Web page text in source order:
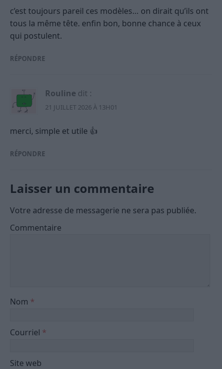
c’est toujours pareil ces modèles… on dirait qu’ils ont
tous la même tête. enfin bon, bonne chance à ceux
qui postulent.
RÉPONDRE
Rouline dit :
21 JUILLET 2026 À 13H01
merci, simple et utile 👍
RÉPONDRE
Laisser un commentaire
Votre adresse de messagerie ne sera pas publiée.
Commentaire
Nom *
Courriel *
Site web